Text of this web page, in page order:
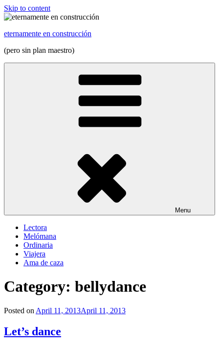
Skip to content
eternamente en construcción
(pero sin plan maestro)
Menu
Lectora
Melómana
Ordinaria
Viajera
Ama de caza
Category: bellydance
Posted on April 11, 2013April 11, 2013
Let’s dance